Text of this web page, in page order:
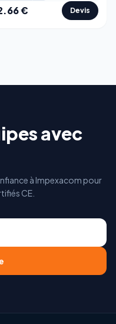
€ Devis
avec
à Impexacom pour
CE.